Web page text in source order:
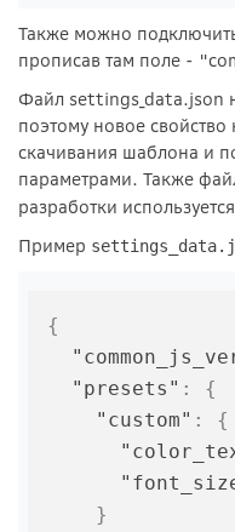
Также можно
прописав там поле -
Файл settings_data.json
поэтому новое
скачивания шаблона и
параметрами. Также
разработки используется
Пример
{
"presets" :
{
"custom" :
{
}